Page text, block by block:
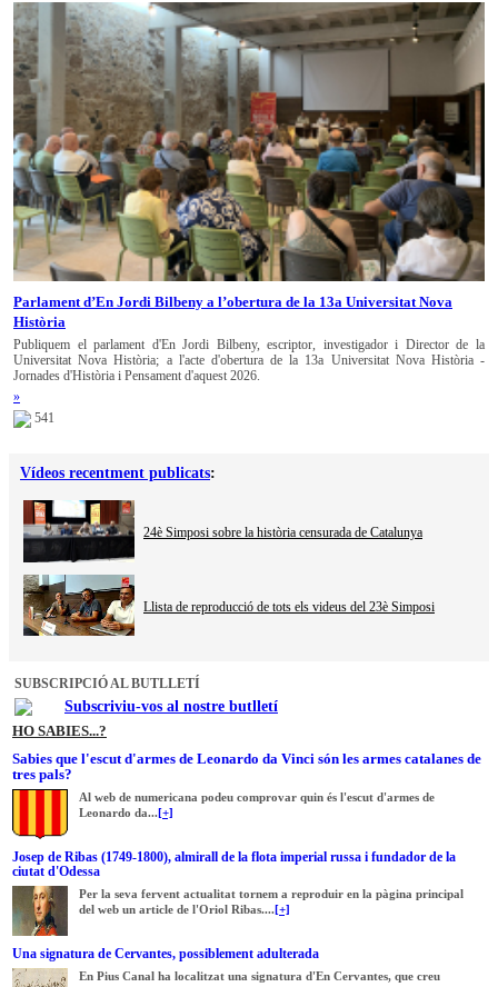
Parlament d’En Jordi Bilbeny a l’obertura de la 13a Universitat Nova
Història
Publiquem el parlament d'En Jordi Bilbeny, escriptor, investigador i Director de la
Universitat Nova Història; a l'acte d'obertura de la 13a Universitat Nova Història -
Jornades d'Història i Pensament d'aquest 2026.
»
541
Vídeos recentment publicats:
24è Simposi sobre la història censurada de Catalunya
Llista de reproducció de tots els videus del 23è Simposi
SUBSCRIPCIÓ AL BUTLLETÍ
Subscriviu-vos al nostre butlletí
HO SABIES...?
Sabies que l'escut d'armes de Leonardo da Vinci són les armes catalanes de
tres pals?
Al web de numericana podeu comprovar quin és l'escut d'armes de
Leonardo da...[+]
Josep de Ribas (1749-1800), almirall de la flota imperial russa i fundador de la
ciutat d'Odessa
Per la seva fervent actualitat tornem a reproduir en la pàgina principal
del web un article de l'Oriol Ribas....[+]
Una signatura de Cervantes, possiblement adulterada
En Pius Canal ha localitzat una signatura d'En Cervantes, que creu